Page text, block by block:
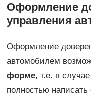
Оформление
управления
Оформление
автомобилем
форме, т.е. в
полностью